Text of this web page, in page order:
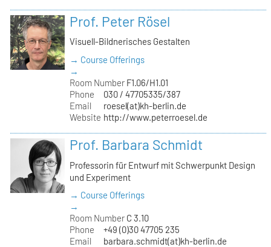
Prof. Peter Rösel
Visuell-Bildnerisches Gestalten
→ Course Offerings
→
Room Number F1.06/H1.01
Phone
030 / 47705335/387
Email
roesel(at)kh-berlin.de
Website http://www.peterroesel.de
Prof. Barbara Schmidt
Professorin für Entwurf mit Schwerpunkt Design
und Experiment
→ Course Offerings
→
Room Number C 3.10
Phone
+49 (0)30 47705 235
Email
barbara.schmidt(at)kh-berlin.de